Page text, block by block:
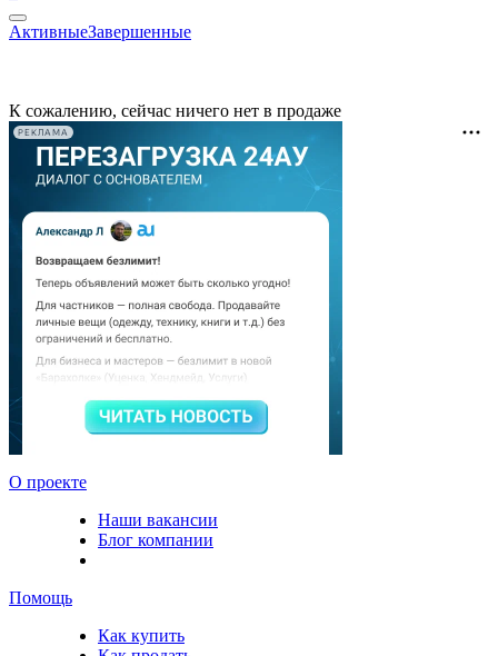
АктивныеЗавершенные
К сожалению, сейчас ничего нет в продаже
РЕКЛАМА
О проекте
Наши вакансии
Блог компании
Помощь
Как купить